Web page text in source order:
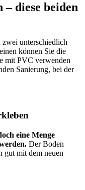
– diese beiden
unterschiedlich
können Sie die
mit PVC verwenden
Sanierung, bei der
eine Menge
Der Boden
gut mit dem neuen